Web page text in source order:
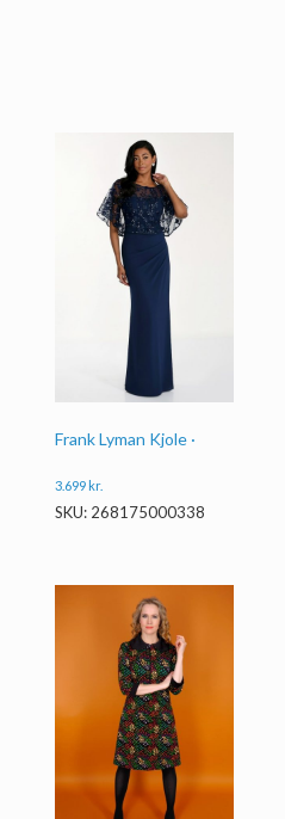
Frank Lyman Kjole ·
3.699kr.
SKU: 268175000338